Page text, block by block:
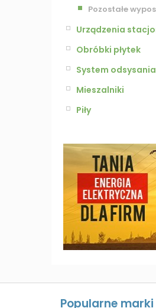
Pozostałe
Urządzenia
Obróbki płytek
System odsysania
Mieszalniki
Piły
Popularne marki